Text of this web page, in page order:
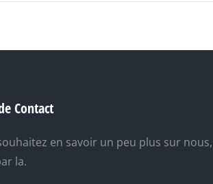
Contact
en savoir un peu plus sur nous,
la.